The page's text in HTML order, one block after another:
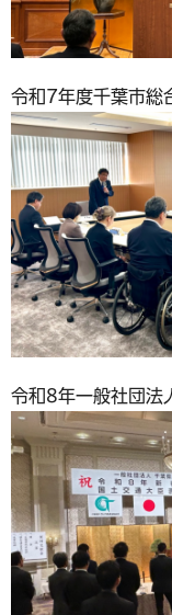
令和7年度千葉市総
令和8年一般社団法